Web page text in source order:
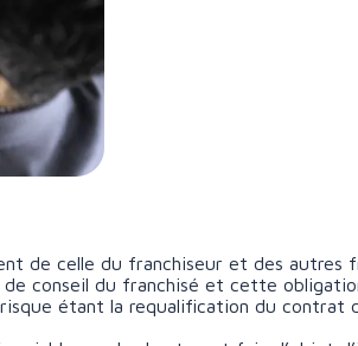
de celle du franchiseur et des autres
conseil du franchisé et cette
étant la requalification du contrat